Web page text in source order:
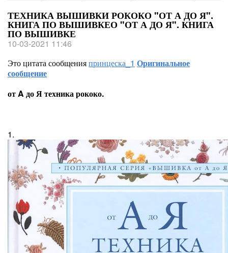
ТЕХНИКА ВЫШИВКИ РОКОКО "ОТ А ДО Я".
КНИГА ПО ВЫШИВКЕО "ОТ А ДО Я". КНИГА
ПО ВЫШИВКЕ
10-03-2021 11:46
Это цитата сообщенияпринцеска_1 Оригинальное
сообщение
от A до Я техника рококо.
1.